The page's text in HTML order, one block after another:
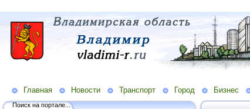
Главная Новости Транспорт Город Бизнес
Поиск на портале...